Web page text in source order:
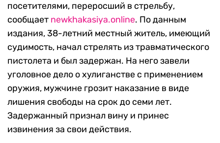
посетителями, переросший в стрельбу,
сообщает newkhakasiya.online. По данным
издания, 38-летний местный житель, имеющий
судимость, начал стрелять из травматического
пистолета и был задержан. На него завели
уголовное дело о хулиганстве с применением
оружия, мужчине грозит наказание в виде
лишения свободы на срок до семи лет.
Задержанный признал вину и принес
извинения за свои действия.